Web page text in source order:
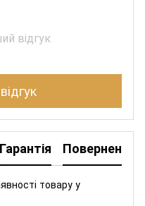
відгук
Гарантія Повернення
товару у